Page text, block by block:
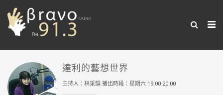
達利的藝想世界
主持人：林采韻 播出時段：星期六 19:00-20:00